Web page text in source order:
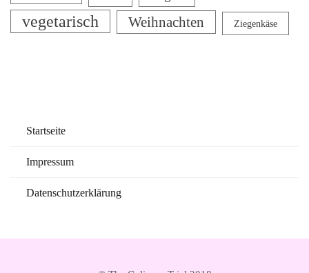
vegetarisch Weihnachten Ziegenkäse
Startseite
Impressum
Datenschutzerklärung